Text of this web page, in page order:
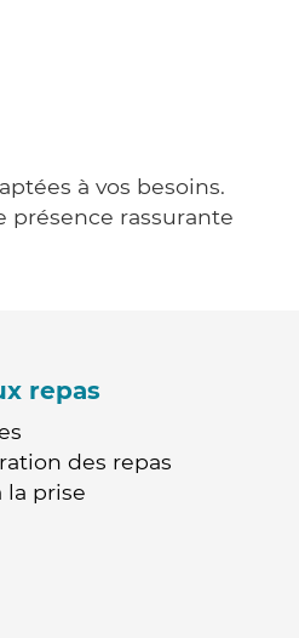
à vos besoins.
présence rassurante
repas
des repas
la prise